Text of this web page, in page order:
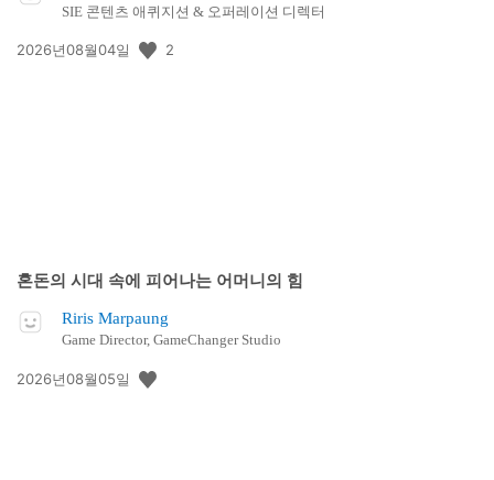
SIE 콘텐츠 애퀴지션 & 오퍼레이션 디렉터
공
2026년08월04일 2
혼돈의 시대 속에 피어나는 어머니의 힘
Riris Marpaung
Game Director, GameChanger Studio
공
2026년08월05일